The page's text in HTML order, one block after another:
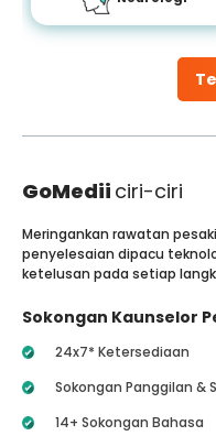
GoMedii ciri-ciri
Meringankan rawatan
penyelesaian dipacu
ketelusan pada setiap
Sokongan Kaunselor
24x7* Ketersediaan
Sokongan Panggilan &
14+ Sokongan Bahasa